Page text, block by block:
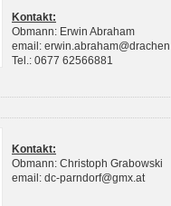
Kontakt:
Obmann: Erwin Abraham
email:
Tel.: 0677 62566881
Kontakt:
Obmann: Christoph Grabowski
email: dc-parndorf@gmx.at